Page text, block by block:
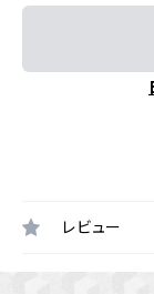
レビュー